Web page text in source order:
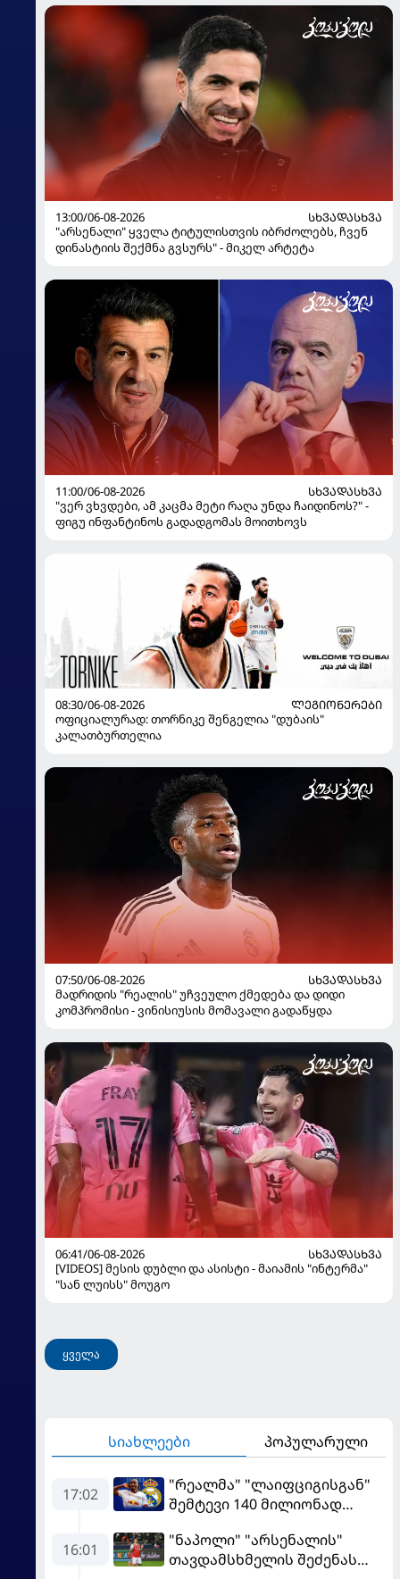
13:00/06-08-2026
ᲡᲮᲕᲐᲓᲐᲡᲮᲕᲐ
"არსენალი" ყველა ტიტულისთვის იბრძოლებს, ჩვენ
დინასტიის შექმნა გვსურს" - მიკელ არტეტა
11:00/06-08-2026
ᲡᲮᲕᲐᲓᲐᲡᲮᲕᲐ
"ვერ ვხვდები, ამ კაცმა მეტი რაღა უნდა ჩაიდინოს?" -
ფიგუ ინფანტინოს გადადგომას მოითხოვს
08:30/06-08-2026
ᲚᲔᲒᲘᲝᲜᲔᲠᲔᲑᲘ
ოფიციალურად: თორნიკე შენგელია "დუბაის"
კალათბურთელია
07:50/06-08-2026
ᲡᲮᲕᲐᲓᲐᲡᲮᲕᲐ
მადრიდის "რეალის" უჩვეულო ქმედება და დიდი
კომპრომისი - ვინისიუსის მომავალი გადაწყდა
06:41/06-08-2026
ᲡᲮᲕᲐᲓᲐᲡᲮᲕᲐ
[VIDEOS] მესის დუბლი და ასისტი - მაიამის "ინტერმა"
"სან ლუისს" მოუგო
ყველა
სიახლეები პოპულარული
17:02
"რეალმა" "ლაიფციგისგან"
შემტევი 140 მილიონად
16:01
"ნაპოლი" "არსენალის"
თავდამსხმელის შეძენას